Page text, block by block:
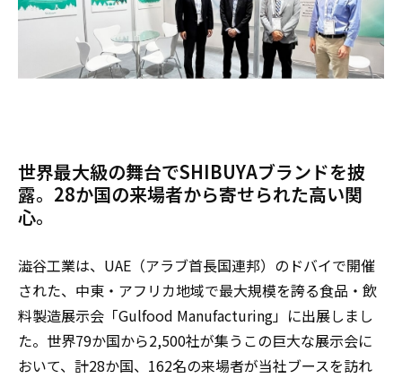
世界最大級の舞台でSHIBUYAブランドを披
露。28か国の来場者から寄せられた高い関
心。
澁谷工業は、UAE（アラブ首長国連邦）のドバイで開催
された、中東・アフリカ地域で最大規模を誇る食品・飲
料製造展示会「Gulfood Manufacturing」に出展しまし
た。世界79か国から2,500社が集うこの巨大な展示会に
おいて、計28か国、162名の来場者が当社ブースを訪れ